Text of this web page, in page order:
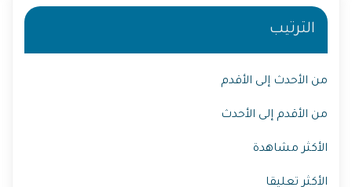
الترتيب
من الأحدث إلى الأقدم
من الأقدم إلى الأحدث
الأكثر مشاهدة
الأكثر تعليقا